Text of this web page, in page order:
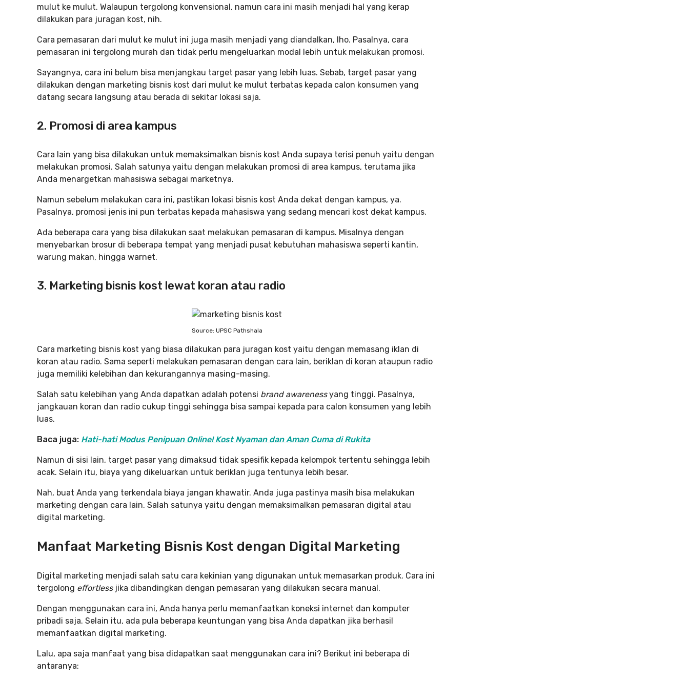
mulut ke mulut. Walaupun tergolong konvensional, namun cara ini masih menjadi hal yang kerap
dilakukan para juragan kost, nih.
Cara pemasaran dari mulut ke mulut ini juga masih menjadi yang diandalkan, lho. Pasalnya, cara
pemasaran ini tergolong murah dan tidak perlu mengeluarkan modal lebih untuk melakukan promosi.
Sayangnya, cara ini belum bisa menjangkau target pasar yang lebih luas. Sebab, target pasar yang
dilakukan dengan marketing bisnis kost dari mulut ke mulut terbatas kepada calon konsumen yang
datang secara langsung atau berada di sekitar lokasi saja.
2. Promosi di area kampus
Cara lain yang bisa dilakukan untuk memaksimalkan bisnis kost Anda supaya terisi penuh yaitu dengan
melakukan promosi. Salah satunya yaitu dengan melakukan promosi di area kampus, terutama jika
Anda menargetkan mahasiswa sebagai marketnya.
Namun sebelum melakukan cara ini, pastikan lokasi bisnis kost Anda dekat dengan kampus, ya.
Pasalnya, promosi jenis ini pun terbatas kepada mahasiswa yang sedang mencari kost dekat kampus.
Ada beberapa cara yang bisa dilakukan saat melakukan pemasaran di kampus. Misalnya dengan
menyebarkan brosur di beberapa tempat yang menjadi pusat kebutuhan mahasiswa seperti kantin,
warung makan, hingga warnet.
3. Marketing bisnis kost lewat koran atau radio
Source: UPSC Pathshala
Cara marketing bisnis kost yang biasa dilakukan para juragan kost yaitu dengan memasang iklan di
koran atau radio. Sama seperti melakukan pemasaran dengan cara lain, beriklan di koran ataupun radio
juga memiliki kelebihan dan kekurangannya masing-masing.
Salah satu kelebihan yang Anda dapatkan adalah potensi brand awarenessyang tinggi. Pasalnya,
jangkauan koran dan radio cukup tinggi sehingga bisa sampai kepada para calon konsumen yang lebih
luas.
Baca juga: Hati-hati Modus Penipuan Online! Kost Nyaman dan Aman Cuma di Rukita
Namun di sisi lain, target pasar yang dimaksud tidak spesifik kepada kelompok tertentu sehingga lebih
acak. Selain itu, biaya yang dikeluarkan untuk beriklan juga tentunya lebih besar.
Nah, buat Anda yang terkendala biaya jangan khawatir. Anda juga pastinya masih bisa melakukan
marketing dengan cara lain. Salah satunya yaitu dengan memaksimalkan pemasaran digital atau
digital marketing.
Manfaat Marketing Bisnis Kost dengan Digital Marketing
Digital marketing menjadi salah satu cara kekinian yang digunakan untuk memasarkan produk. Cara ini
tergolong effortlessjika dibandingkan dengan pemasaran yang dilakukan secara manual.
Dengan menggunakan cara ini, Anda hanya perlu memanfaatkan koneksi internet dan komputer
pribadi saja. Selain itu, ada pula beberapa keuntungan yang bisa Anda dapatkan jika berhasil
memanfaatkan digital marketing.
Lalu, apa saja manfaat yang bisa didapatkan saat menggunakan cara ini? Berikut ini beberapa di
antaranya: